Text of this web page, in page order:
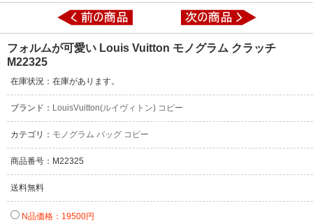
フォルムが可愛い Louis Vuitton モノグラム クラッチ
M22325
在庫状況：在庫があります。
ブランド： LouisVuitton(ルイヴィトン) コピー
カテゴリ： モノグラム バッグ コピー
商品番号：M22325
送料無料
N品価格：19500円